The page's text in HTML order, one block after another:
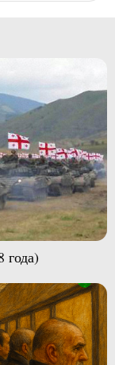
года)